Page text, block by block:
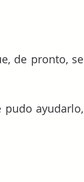
de pronto, se
pudo ayudarlo,